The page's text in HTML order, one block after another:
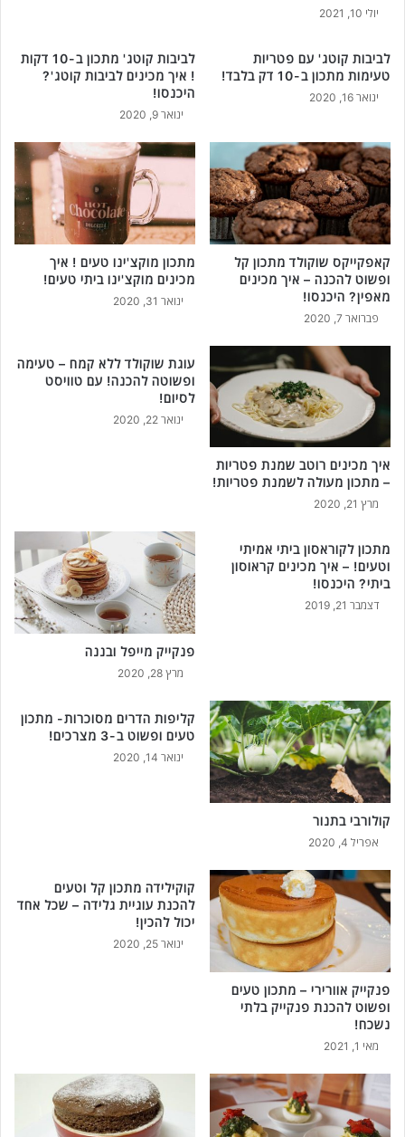
יולי 10, 2021
לביבות קוטג' עם פטריות
טעימות מתכון ב-10 דק בלבד!
ינואר 16, 2020
לביבות קוטג' מתכון ב-10 דקות
! איך מכינים לביבות קוטג'?
היכנסו!
ינואר 9, 2020
קאפקייקס שוקולד מתכון קל
ופשוט להכנה – איך מכינים
מאפין? היכנסו!
פברואר 7, 2020
מתכון מוקצ'ינו טעים ! איך
מכינים מוקצ'ינו ביתי טעים!
ינואר 31, 2020
איך מכינים רוטב שמנת פטריות
– מתכון מעולה לשמנת פטריות!
מרץ 21, 2020
עוגת שוקולד ללא קמח – טעימה
ופשוטה להכנה! עם טוויסט
לסיום!
ינואר 22, 2020
מתכון לקוראסון ביתי אמיתי
וטעים! – איך מכינים קראוסון
ביתי? היכנסו!
דצמבר 21, 2019
פנקייק מייפל ובננה
מרץ 28, 2020
קולורבי בתנור
אפריל 4, 2020
קליפות הדרים מסוכרות- מתכון
טעים ופשוט ב-3 מצרכים!
ינואר 14, 2020
פנקייק אוורירי – מתכון טעים
ופשוט להכנת פנקייק בלתי
נשכח!
מאי 1, 2021
קוקילידה מתכון קל וטעים
להכנת עוגיית גלידה – שכל אחד
יכול להכין!
ינואר 25, 2020